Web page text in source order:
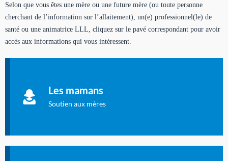
Selon que vous êtes une mère ou une future mère (ou toute personne
cherchant de l’information sur l’allaitement), un(e) professionnel(le) de
santé ou une animatrice LLL, cliquez sur le pavé correspondant pour avoir
accès aux informations qui vous intéressent.
Les mamans
Soutien aux mères
à allaiter et vous informer : toutes les rubriques qui
concernent l'allaitement.